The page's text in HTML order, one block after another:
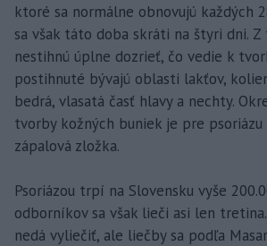
ktoré sa normálne obnovujú každých
sa však táto doba skráti na štyri dni.
nestihnú úplne dozrieť, čo vedie k
postihnuté bývajú oblasti lakťov,
bedrá, vlasatá časť hlavy a nechty.
tvorby kožných buniek je pre
zápalová zložka.
Psoriázou trpí na Slovensku vyše
odborníkov sa však lieči asi len
nedá vyliečiť, ale liečby sa podľa